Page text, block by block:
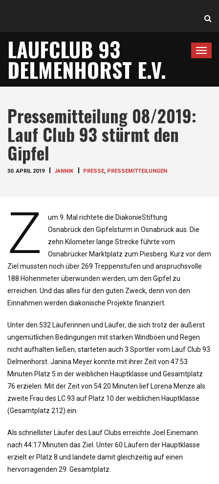
T
g
LAUFCLUB 93
DELMENHORST E.V.
Pressemitteilung 08/2019:
Lauf Club 93 stürmt den
Gipfel
30. APRIL 2019 JANNIK PRESSE, PRESSEMITTEILUNGEN
Z
um 9. Mal richtete die DiakonieStiftung
Osnabrück den Gipfelsturm in Osnabrück aus. Die
zehn Kilometer lange Strecke führte vom
Osnabrücker Marktplatz zum Piesberg. Kurz vor dem
Ziel mussten noch über 269 Treppenstufen und anspruchsvolle
188 Höhenmeter überwunden werden, um den Gipfel zu
erreichen. Und das alles für den guten Zweck, denn von den
Einnahmen werden diakonische Projekte finanziert.
Unter den 532 Läuferinnen und Läufer, die sich trotz der äußerst
ungemütlichen Bedingungen mit starken Windböen und Regen
nicht aufhalten ließen, starteten auch 3 Sportler vom Lauf Club 93
Delmenhorst. Janina Meyer konnte mit ihrer Zeit von 47:53
Minuten Platz 5 in der weiblichen Hauptklasse und Gesamtplatz
76 erzielen. Mit der Zeit von 54:20 Minuten lief Lorena Menze als
zweite Frau des LC 93 auf Platz 10 der weiblichen Hauptklasse
(Gesamtplatz 212) ein.
Als schnellster Läufer des Lauf Clubs erreichte Joel Einemann
nach 44:17 Minuten das Ziel. Unter 60 Läufern der Hauptklasse
erzielt er Platz 8 und landete damit gleichzeitig auf einen
hervorragenden 29. Gesamtplatz.